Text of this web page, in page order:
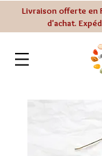
Livraison offerte en
d'achat.